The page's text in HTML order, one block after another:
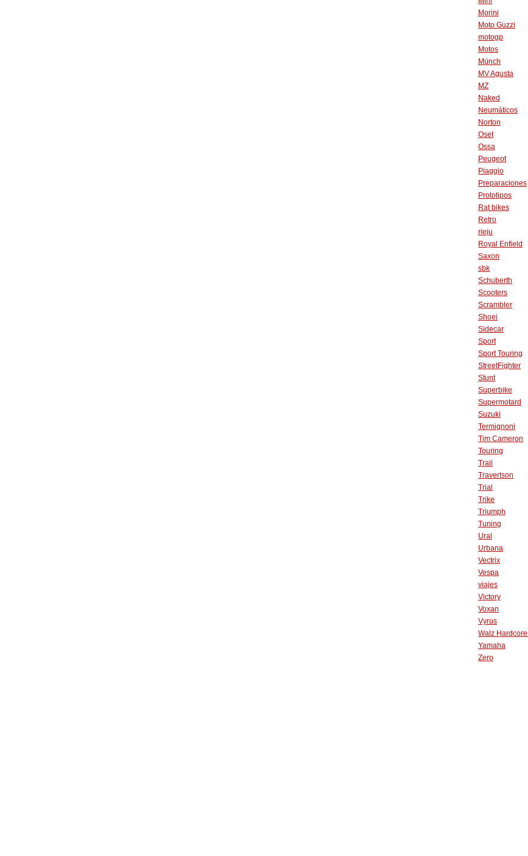
Morini
Moto Guzzi
motogp
Motos
Münch
MV Agusta
MZ
Naked
Neumáticos
Norton
Oset
Ossa
Peugeot
Piaggio
Preparaciones
Prototipos
Rat bikes
Retro
rieju
Royal Enfield
Saxon
sbk
Schuberth
Scooters
Scrambler
Shoei
Sidecar
Sport
Sport Touring
StreetFighter
Stunt
Superbike
Supermotard
Suzuki
Termignoni
Tim Cameron
Touring
Trail
Travertson
Trial
Trike
Triumph
Tuning
Ural
Urbana
Vectrix
Vespa
viajes
Victory
Voxan
Vyrus
Walz
Yamaha
Zero